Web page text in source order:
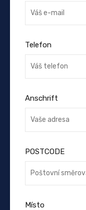
Telefon
Anschrift
POSTCODE
Místo